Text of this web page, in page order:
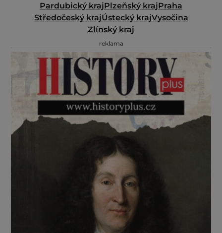
Pardubický krajPlzeňský krajPraha
Středočeský krajÚstecký krajVysočina
Zlínský kraj
reklama